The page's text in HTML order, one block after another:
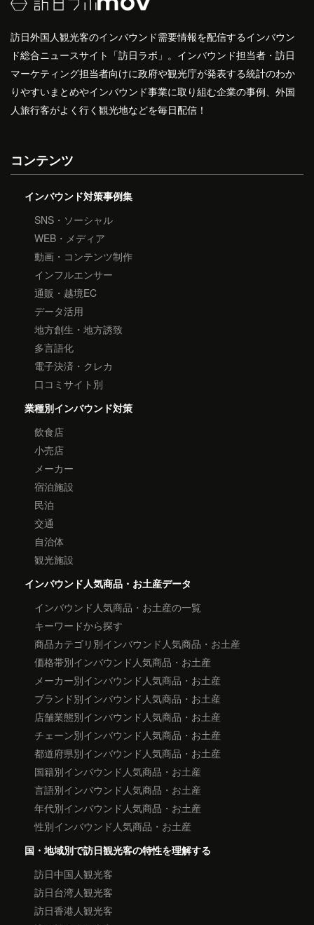
訪日外国人観光客のインバウンド需要情報を配信するインバウン
ド総合ニュースサイト「訪日ラボ」。インバウンド担当者・訪日
マーケティング担当者向けに政府や観光庁が発表する統計のわか
りやすいまとめやインバウンド事業に取り組む企業の事例、外国
人旅行客がよく行く観光地などを毎日配信！
コンテンツ
インバウンド対策事例集
SNS・ソーシャル
WEB・メディア
動画・コンテンツ制作
インフルエンサー
通販・越境EC
データ活用
地方創生・地方誘致
多言語化
電子決済・クレカ
口コミサイト別
業種別インバウンド対策
飲食店
小売店
メーカー
宿泊施設
民泊
交通
自治体
観光施設
インバウンド人気商品・お土産データ
インバウンド人気商品・お土産の一覧
キーワードから探す
商品カテゴリ別インバウンド人気商品・お土産
価格帯別インバウンド人気商品・お土産
メーカー別インバウンド人気商品・お土産
ブランド別インバウンド人気商品・お土産
店舗業態別インバウンド人気商品・お土産
チェーン別インバウンド人気商品・お土産
都道府県別インバウンド人気商品・お土産
国籍別インバウンド人気商品・お土産
言語別インバウンド人気商品・お土産
年代別インバウンド人気商品・お土産
性別インバウンド人気商品・お土産
国・地域別で訪日観光客の特性を理解する
訪日中国人観光客
訪日台湾人観光客
訪日香港人観光客